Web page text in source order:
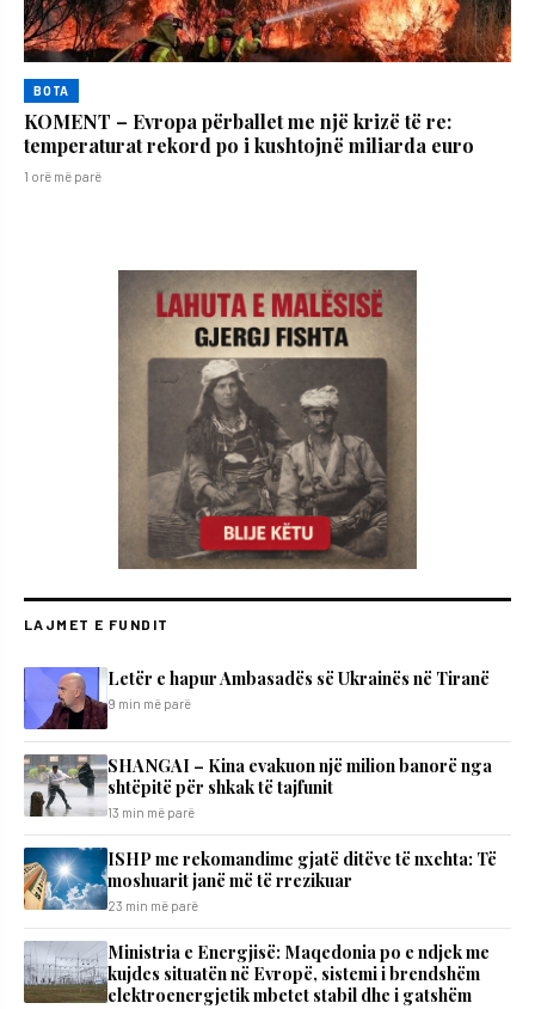
BOTA
KOMENT – Evropa përballet me një krizë të re:
temperaturat rekord po i kushtojnë miliarda euro
1 orë më parë
LAJMET E FUNDIT
Letër e hapur Ambasadës së Ukrainës në Tiranë
9 min më parë
SHANGAI – Kina evakuon një milion banorë nga
shtëpitë për shkak të tajfunit
13 min më parë
ISHP me rekomandime gjatë ditëve të nxehta: Të
moshuarit janë më të rrezikuar
23 min më parë
Ministria e Energjisë: Maqedonia po e ndjek me
kujdes situatën në Evropë, sistemi i brendshëm
elektroenergjetik mbetet stabil dhe i gatshëm